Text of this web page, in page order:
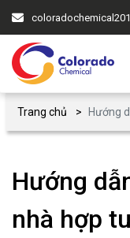
Trang chủ Hướng
Hướng
nhà hợp